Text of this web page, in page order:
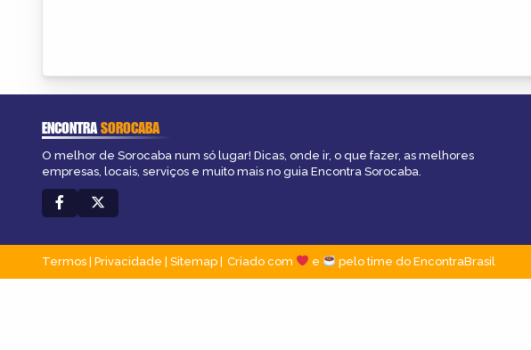
ENCONTRASOROCABA
O melhor de Sorocaba num só lugar! Dicas, onde ir, o que fazer, as melhores
empresas, locais, serviços e muito mais no guia Encontra Sorocaba.
Termos | Privacidade | Sitemap Criado com e pelo time do EncontraBrasil